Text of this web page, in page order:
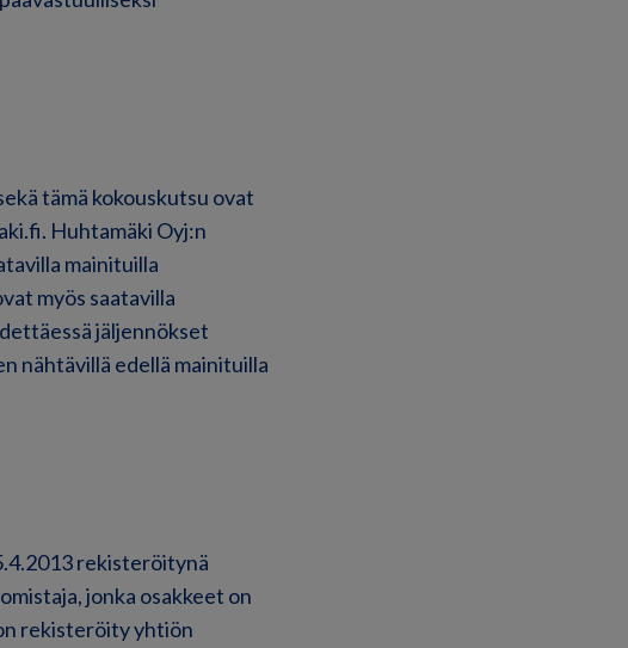
tämä kokouskutsu ovat
Huhtamäki Oyj:n
mainituilla
myös saatavilla
jäljennökset
nähtävillä edellä mainituilla
rekisteröitynä
jonka osakkeet on
rekisteröity yhtiön